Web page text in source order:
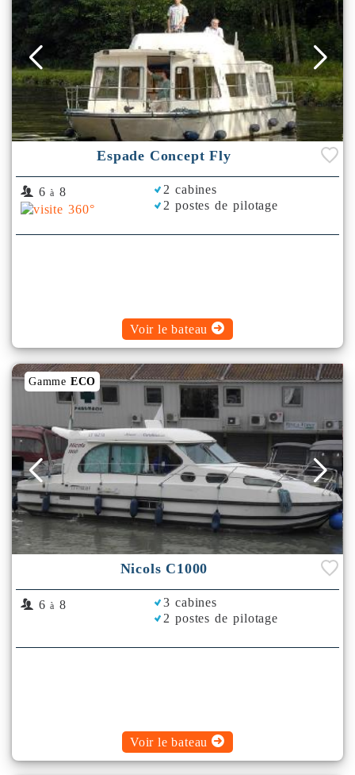
Espade Concept Fly
6 à 8
2 cabines
2 postes de pilotage
Voir le bateau
Gamme ECO
Nicols C1000
6 à 8
3 cabines
2 postes de pilotage
Voir le bateau